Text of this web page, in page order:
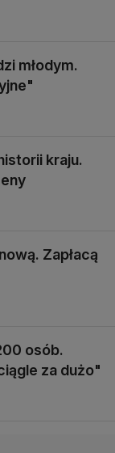
młodym.
kraju.
Zapłacą
osób.
za dużo"